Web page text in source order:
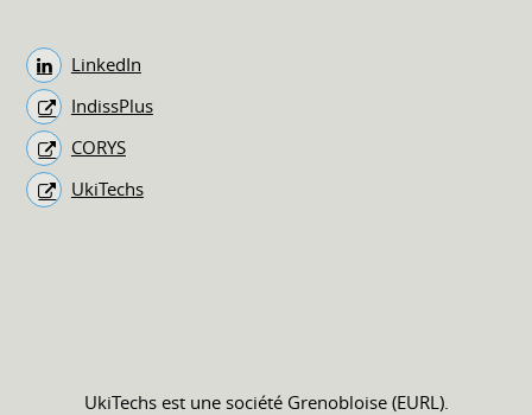
LinkedIn
IndissPlus
CORYS
UkiTechs
UkiTechs est une société Grenobloise (EURL).